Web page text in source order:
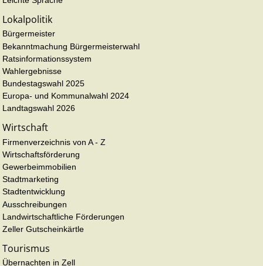
Lokalpolitik
Bürgermeister
Bekanntmachung Bürgermeisterwahl
Ratsinformationssystem
Wahlergebnisse
Bundestagswahl 2025
Europa- und Kommunalwahl 2024
Landtagswahl 2026
Wirtschaft
Firmenverzeichnis von A - Z
Wirtschaftsförderung
Gewerbeimmobilien
Stadtmarketing
Stadtentwicklung
Ausschreibungen
Landwirtschaftliche Förderungen
Zeller Gutscheinkärtle
Tourismus
Übernachten in Zell